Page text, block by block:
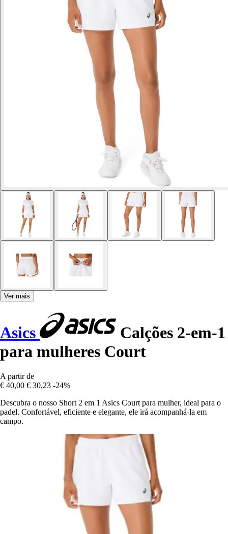
Ver mais
Asics
Calções 2-em-1
para mulheres Court
A partir de
€ 40,00 € 30,23 -24%
Descubra o nosso Short 2 em 1 Asics Court para mulher, ideal para o
padel. Confortável, eficiente e elegante, ele irá acompanhá-la em
campo.